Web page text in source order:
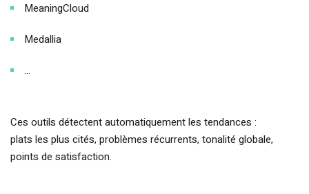
MeaningCloud
Medallia
…
Ces outils détectent automatiquement les tendances :
plats les plus cités, problèmes récurrents, tonalité globale,
points de satisfaction.